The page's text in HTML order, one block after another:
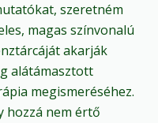
szeretném
magas színvonalú
akarják
alátámasztott
megismeréséhez.
hozzá nem értő